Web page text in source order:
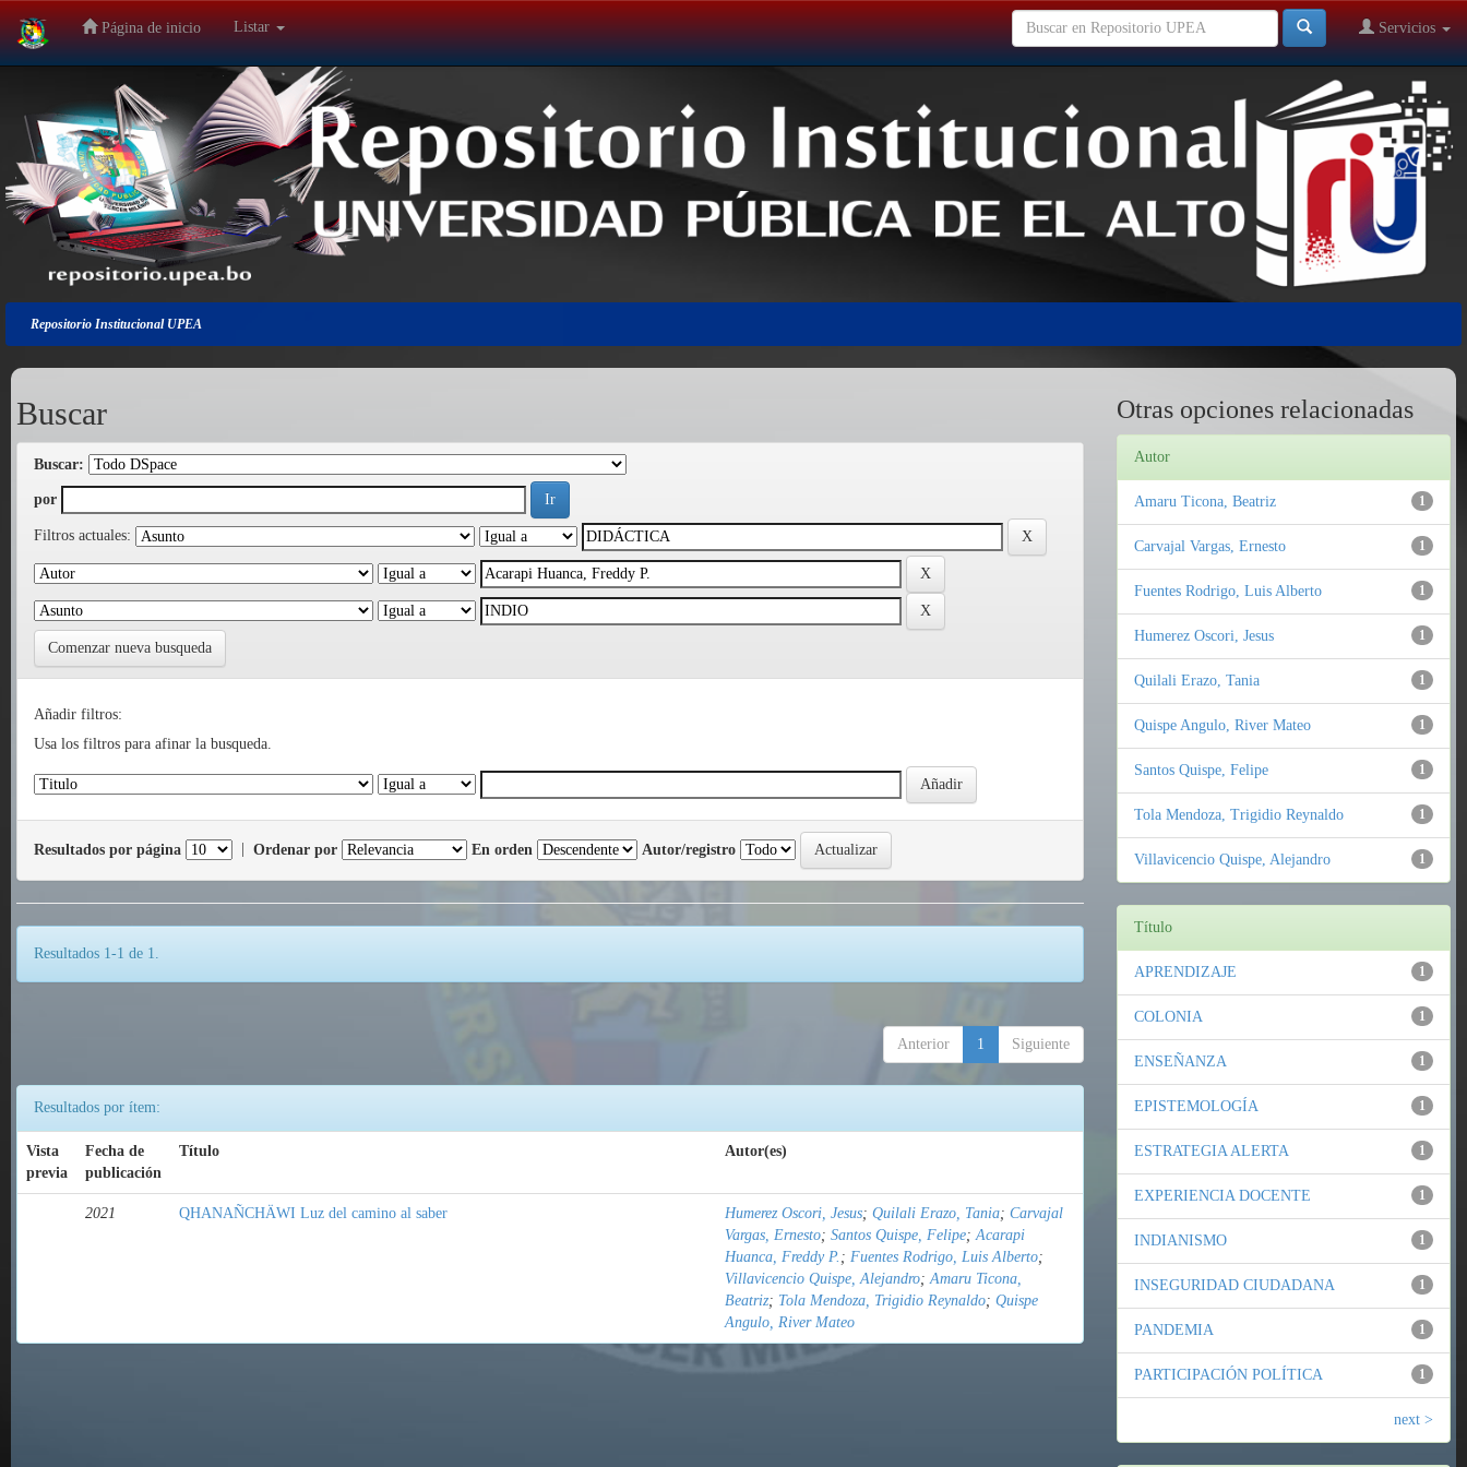
Salir
navegación
Página de inicio Listar Servicios
Repositorio Institucional UPEA
Buscar
Buscar:
por
Filtros actuales:
Comenzar nueva busqueda
Añadir filtros:
Usa los filtros para afinar la busqueda.
Resultados por página Ordenar por En orden Autor/registro
Resultados 1-1 de 1.
Anterior 1 Siguiente
Resultados por ítem:
Vista
previa
Fecha de
publicación
Título Autor(es)
2021 QHANAÑCHÄWI Luz del camino al saber Humerez Oscori, Jesus; Quilali Erazo, Tania; Carvajal
Vargas, Ernesto; Santos Quispe, Felipe;Acarapi
Huanca, Freddy P. ; Fuentes Rodrigo, Luis Alberto;
Villavicencio Quispe, Alejandro;Amaru Ticona,
Beatriz; Tola Mendoza, Trigidio Reynaldo; Quispe
Angulo, River Mateo
Otras opciones relacionadas
Autor
1
Amaru Ticona, Beatriz
1
Carvajal Vargas, Ernesto
1
Fuentes Rodrigo, Luis Alberto
1
Humerez Oscori, Jesus
1
Quilali Erazo, Tania
1
Quispe Angulo, River Mateo
1
Santos Quispe, Felipe
1
Tola Mendoza, Trigidio Reynaldo
1
Villavicencio Quispe, Alejandro
Título
1
APRENDIZAJE
1
COLONIA
1
ENSEÑANZA
1
EPISTEMOLOGÍA
1
ESTRATEGIA ALERTA
1
EXPERIENCIA DOCENTE
1
INDIANISMO
1
INSEGURIDAD CIUDADANA
1
PANDEMIA
1
PARTICIPACIÓN POLÍTICA
next >